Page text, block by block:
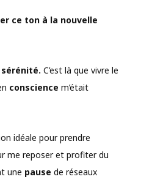
ce ton à la nouvelle
sérénité. C’est là que vivre le
conscience m’était
idéale pour prendre
me reposer et profiter du
une pause de réseaux